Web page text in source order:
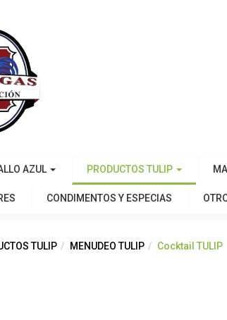
AZUL PRODUCTOS TULIP
CONDIMENTOS Y ESPECIAS
TULIP MENUDEO TULIP Cocktail TULIP